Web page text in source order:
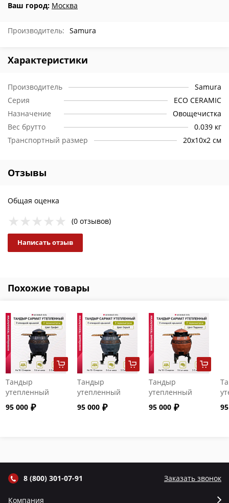
Ваш город: Москва
Производитель: Samura
Характеристики
Производитель
Samura
Серия
ECO CERAMIC
Назначение
Овощечистка
Вес брутто
0.039 кг
Транспортный размер
20х10х2 см
Отзывы
Общая оценка
(0 отзывов)
Написать отзыв
Похожие товары
Тандыр
утепленный
"Сармат" с
откидной
95 000
Тандыр
утепленный
"Сармат" с
откидной
95 000
Тандыр
утепленный
"Сармат" с
откидной
95 000
8 (800) 301-07-91 Заказать звонок
Компания